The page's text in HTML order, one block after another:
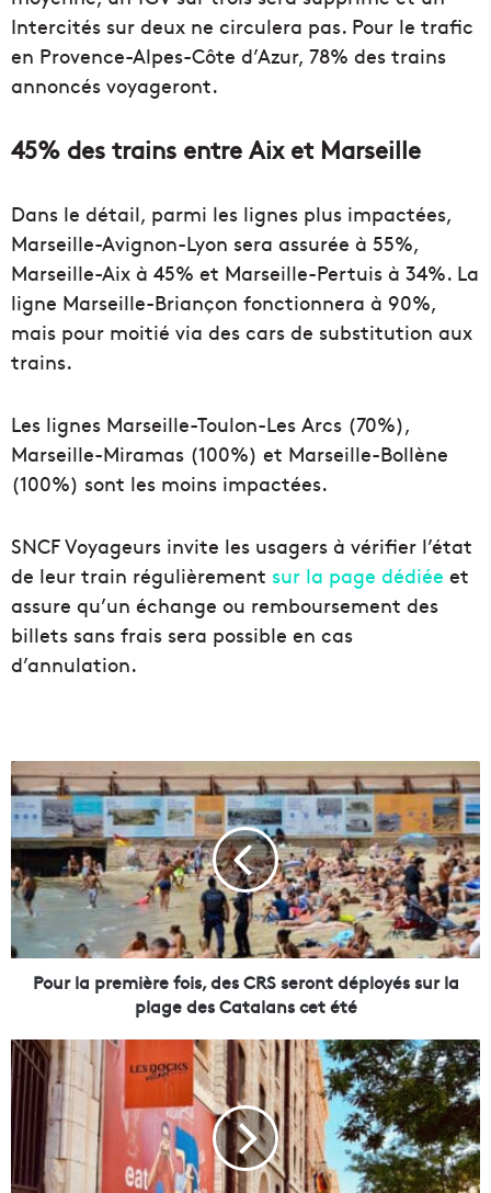
Intercités sur deux ne circulera pas. Pour le trafic
en Provence-Alpes-Côte d’Azur, 78% des trains
annoncés voyageront.
45% des trains entre Aix et Marseille
Dans le détail, parmi les lignes plus impactées,
Marseille-Avignon-Lyon sera assurée à 55%,
Marseille-Aix à 45% et Marseille-Pertuis à 34%. La
ligne Marseille-Briançon fonctionnera à 90%,
mais pour moitié via des cars de substitution aux
trains.
Les lignes Marseille-Toulon-Les Arcs (70%),
Marseille-Miramas (100%) et Marseille-Bollène
(100%) sont les moins impactées.
SNCF Voyageurs invite les usagers à vérifier l’état
de leur train régulièrement sur la page dédiée et
assure qu’un échange ou remboursement des
billets sans frais sera possible en cas
d’annulation.
P
o
u
r
l
a
p
e
r
e
f
o
s
,
Pour la première fois, des CRS seront déployés sur la
plage des Catalans cet été
S
a
n